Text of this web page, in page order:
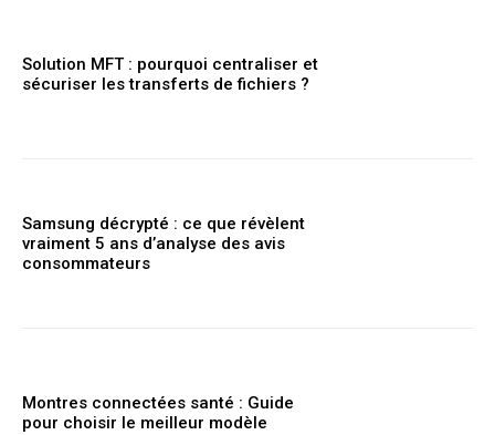
Solution MFT : pourquoi centraliser et
sécuriser les transferts de fichiers ?
Samsung décrypté : ce que révèlent
vraiment 5 ans d’analyse des avis
consommateurs
Montres connectées santé : Guide
pour choisir le meilleur modèle